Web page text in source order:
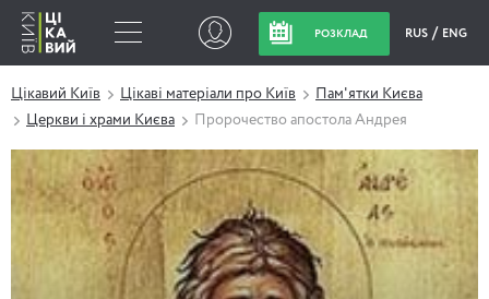
РОЗКЛАД RUS ENG
Цікавий Київ Цікаві матеріали про Київ
Пам'ятки Києва
Церкви і храми Києва
Пророчество апостола Андрея